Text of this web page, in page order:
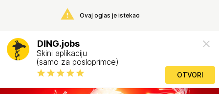
DING.jobs
Skini aplikaciju
(samo za posloprimce)
OTVORI
Ovaj oglas je istekao